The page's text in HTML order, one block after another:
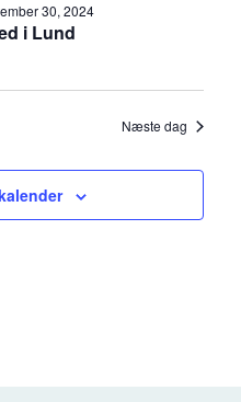
i Lund
30, 2024
Næste dag